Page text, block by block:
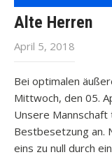
Alte Herren
April 5, 2018
Bei optimalen
Mittwoch, den 05.
Unsere
Bestbesetzung an.
eins zu null durch